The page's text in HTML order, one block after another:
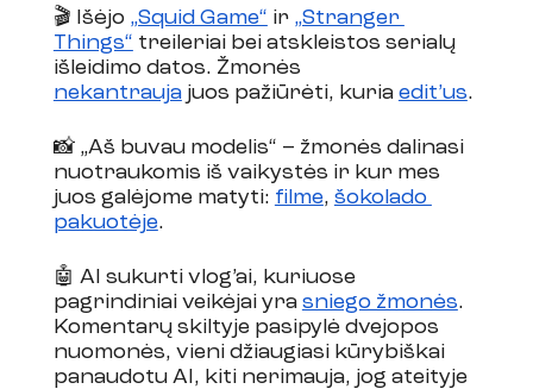
🎬 Išėjo „Squid Game“ ir „Stranger
Things“ treileriai bei atskleistos serialų
išleidimo datos. Žmonės
nekantrauja juos pažiūrėti, kuria edit’us.
📸 „Aš buvau modelis“ – žmonės dalinasi
nuotraukomis iš vaikystės ir kur mes
juos galėjome matyti: filme, šokolado
pakuotėje.
🤖 AI sukurti vlog’ai, kuriuose
pagrindiniai veikėjai yra sniego žmonės.
Komentarų skiltyje pasipylė dvejopos
nuomonės, vieni džiaugiasi kūrybiškai
panaudotu AI, kiti nerimauja, jog ateityje